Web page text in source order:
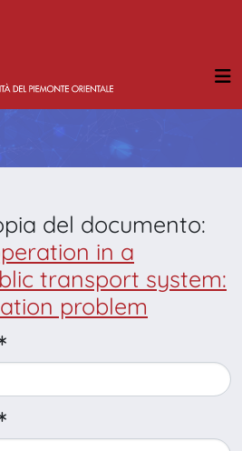
del documento:
in a
transport system:
problem